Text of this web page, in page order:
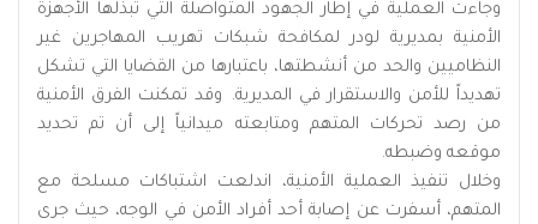
وجاءت العملية في إطار الجهود المتواصلة التي تبذلها الأجهزة
الأمنية بمديرية لودر لمكافحة شبكات تهريب المهاجرين غير
النظاميين والحد من أنشطتها، باعتبارها من القضايا التي تشكل
تهديداً للأمن والاستقرار في المديرية. وقد تمكنت الفرق الأمنية
من رصد تحركات المتهم ومتابعته ميدانياً إلى أن تم تحديد
موقعه وضبطه.
وخلال تنفيذ العملية الأمنية، اندلعت اشتباكات مسلحة مع
المتهم، أسفرت عن إصابة أحد أفراد الأمن في الوجه، حيث جرى